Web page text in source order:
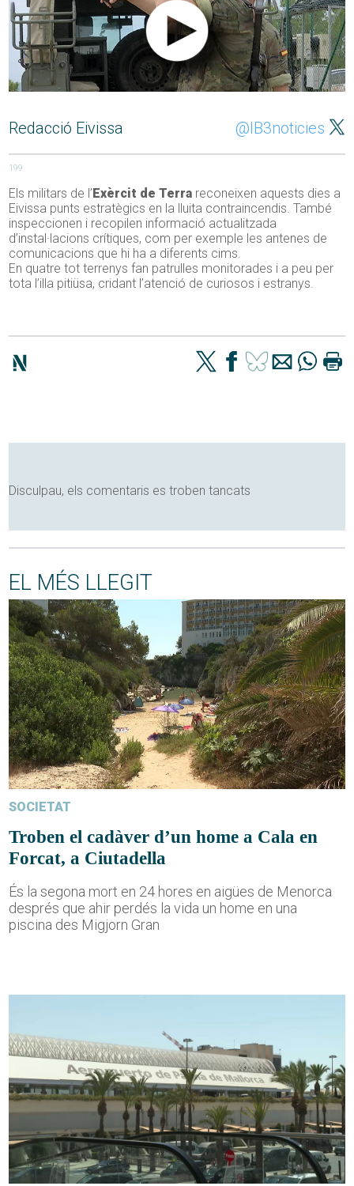
Redacció Eivissa @IB3noticies
199
Els militars de l’ Exèrcit de Terra reconeixen aquests dies a
Eivissa punts estratègics en la lluita contraincendis. També
inspeccionen i recopilen informació actualitzada
d’instal·lacions crítiques, com per exemple les antenes de
comunicacions que hi ha a diferents cims.
En quatre tot terrenys fan patrulles monitorades i a peu per
tota l’illa pitiüsa, cridant l’atenció de curiosos i estranys.
Disculpau, els comentaris es troben tancats
EL MÉS LLEGIT
SOCIETAT
Troben el cadàver d’un home a Cala en
Forcat, a Ciutadella
És la segona mort en 24 hores en aigües de Menorca
després que ahir perdés la vida un home en una
piscina des Migjorn Gran